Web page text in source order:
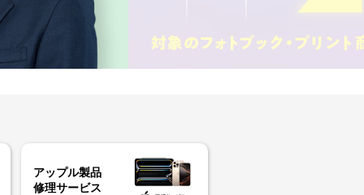
アップル製品
修理サービス